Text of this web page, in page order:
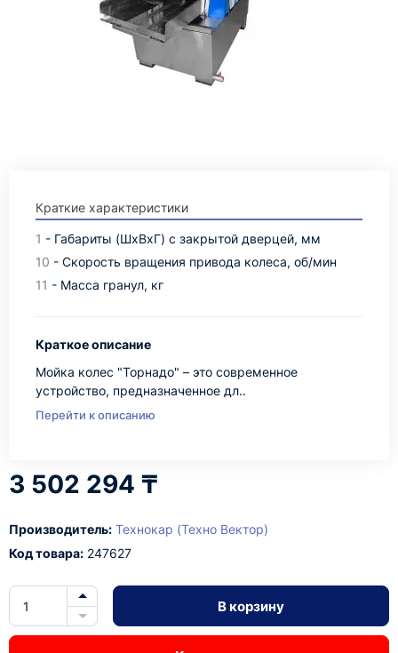
Краткие характеристики
1 - Габариты (ШхВхГ) с закрытой дверцей, мм
10 - Скорость вращения привода колеса, об/мин
11 - Масса гранул, кг
Краткое описание
Мойка колес "Торнадо" – это современное
устройство, предназначенное дл..
Перейти к описанию
3 502 294 ₸
Производитель: Технокар (Техно Вектор)
Код товара: 247627
В корзину